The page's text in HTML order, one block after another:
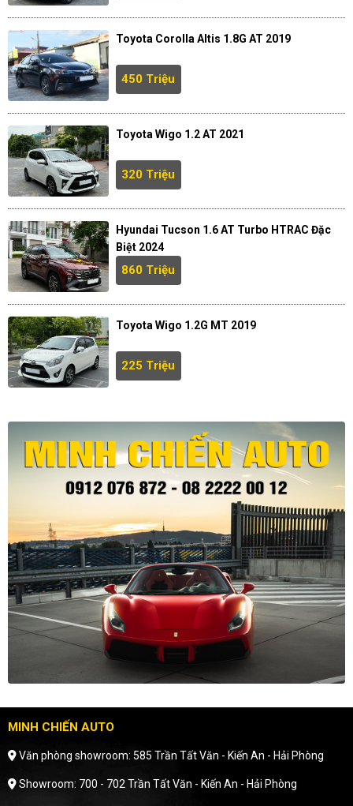
Toyota Corolla Altis 1.8G AT 2019
450 Triệu
Toyota Wigo 1.2 AT 2021
320 Triệu
Hyundai Tucson 1.6 AT Turbo HTRAC Đặc
Biệt 2024
860 Triệu
Toyota Wigo 1.2G MT 2019
225 Triệu
MINH CHIẾN AUTO
Văn phòng showroom: 585 Trần Tất Văn - Kiến An - Hải Phòng
Showroom: 700 - 702 Trần Tất Văn - Kiến An - Hải Phòng